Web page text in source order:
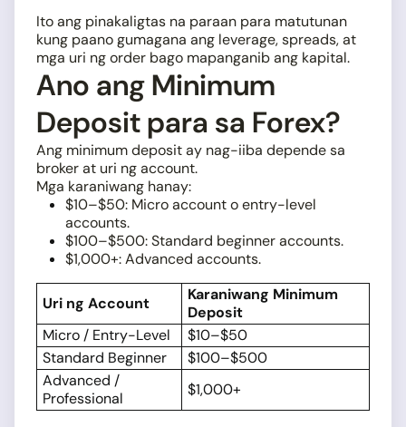
Ito ang pinakaligtas na paraan para matutunan
kung paano gumagana ang leverage, spreads, at
mga uri ng order bago mapanganib ang kapital.
Ano ang Minimum
Deposit para sa Forex?
Ang minimum deposit ay nag-iiba depende sa
broker at uri ng account.
Mga karaniwang hanay:
$10–$50: Micro account o entry-level
accounts.
$100–$500: Standard beginner accounts.
$1,000+: Advanced accounts.
Uri ng Account
Karaniwang Minimum
Deposit
Micro / Entry-Level
$10–$50
Standard Beginner
$100–$500
Advanced /
Professional
$1,000+